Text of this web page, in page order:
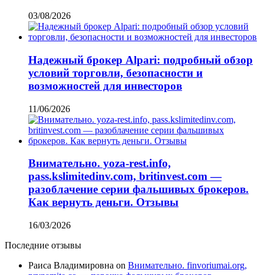
03/08/2026
Надежный брокер Alpari: подробный обзор
условий торговли, безопасности и
возможностей для инвесторов
11/06/2026
Внимательно. yoza-rest.info,
pass.kslimitedinv.com, britinvest.com —
разоблачение серии фальшивых брокеров.
Как вернуть деньги. Отзывы
16/03/2026
Последние отзывы
Раиса Владимировна on Внимательно. finvoriumai.org,